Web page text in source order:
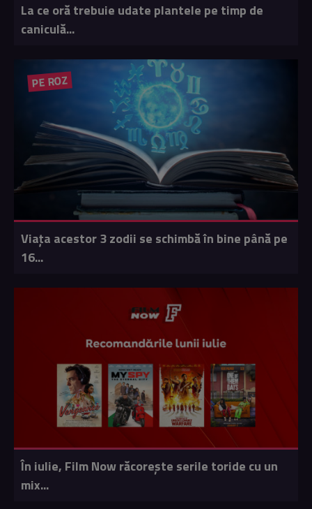
La ce oră trebuie udate plantele pe timp de
caniculă...
PE ROZ
Viața acestor 3 zodii se schimbă în bine până pe
16...
În iulie, Film Now răcorește serile toride cu un
mix...